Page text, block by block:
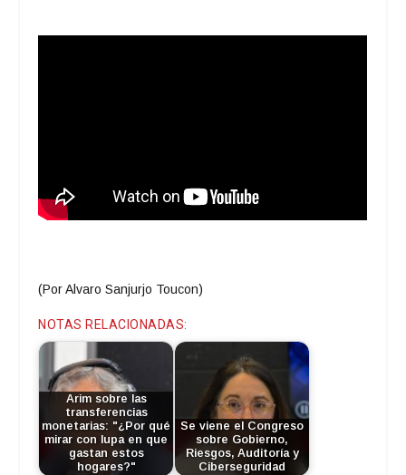
(Por Alvaro Sanjurjo Toucon)
NOTAS RELACIONADAS:
Arim sobre las
transferencias
monetarias: "¿Por qué
mirar con lupa en que
gastan estos
hogares?"
Se viene el Congreso
sobre Gobierno,
Riesgos, Auditoría y
Ciberseguridad